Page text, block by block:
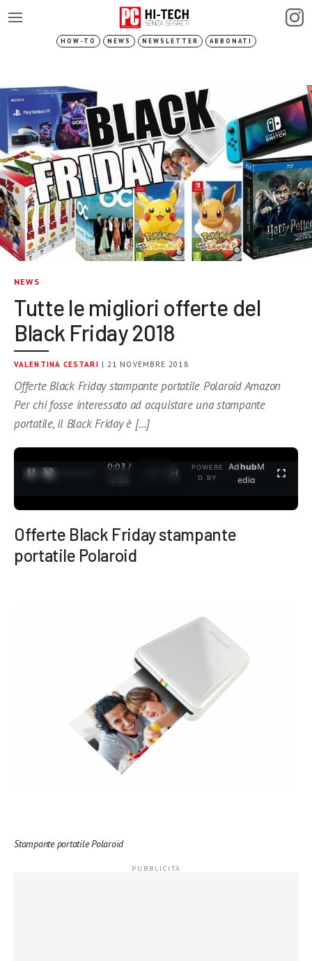
HOW-TO NEWS NEWSLETTER ABBONATI
NEWS
Tutte le migliori offerte del
Black Friday 2018
VALENTINA CESTARI | 21 NOVEMBRE 2018
Offerte Black Friday stampante portatile Polaroid Amazon
Per chi fosse interessato ad acquistare una stampante
portatile, il Black Friday è […]
0:04 /
3:35
POWERE
D BY
AdhubM
edia
Offerte Black Friday stampante
portatile Polaroid
Stampante portatile Polaroid